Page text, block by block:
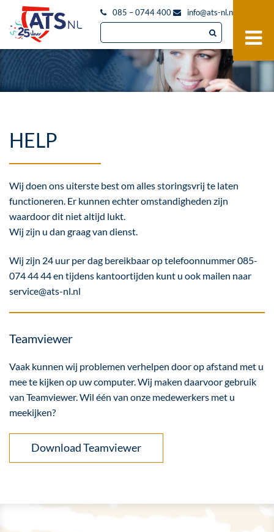
085 – 0744 400 info@ats-nl.nl
HELP
Wij doen ons uiterste best om alles storingsvrij te laten
functioneren. Er kunnen echter omstandigheden zijn
waardoor dit niet altijd lukt.
Wij zijn u dan graag van dienst.
Wij zijn 24 uur per dag bereikbaar op telefoonnummer 085-
074 44 44 en tijdens kantoortijden kunt u ook mailen naar
service@ats-nl.nl
Teamviewer
Vaak kunnen wij problemen verhelpen door op afstand met u
mee te kijken op uw computer. Wij maken daarvoor gebruik
van Teamviewer. Wil één van onze medewerkers met u
meekijken?
Download Teamviewer